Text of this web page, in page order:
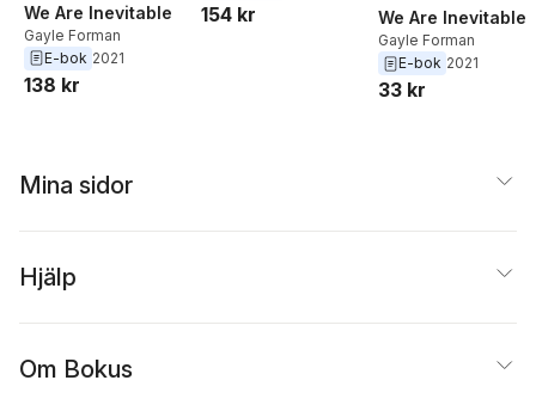
We Are Inevitable
Gayle Forman
E-bok 2021
138 kr
154 kr We Are Inevitable
Gayle Forman
E-bok 2021
33 kr
Mina sidor
Hjälp
Om Bokus